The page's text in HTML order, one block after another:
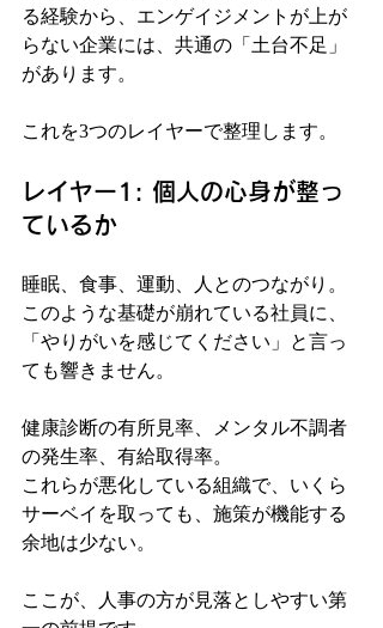
る経験から、エンゲイジメントが上が
らない企業には、共通の「土台不足」
があります。
これを3つのレイヤーで整理します。
レイヤー1: 個人の心身が整っ
ているか
睡眠、食事、運動、人とのつながり。
このような基礎が崩れている社員に、
「やりがいを感じてください」と言っ
ても響きません。
健康診断の有所見率、メンタル不調者
の発生率、有給取得率。
これらが悪化している組織で、いくら
サーベイを取っても、施策が機能する
余地は少ない。
ここが、人事の方が見落としやすい第